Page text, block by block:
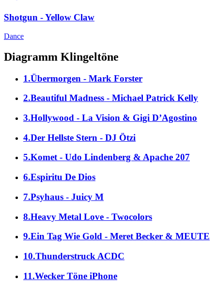
Shotgun - Yellow Claw
Dance
Diagramm Klingeltöne
1.Übermorgen - Mark Forster
2.Beautiful Madness - Michael Patrick Kelly
3.Hollywood - La Vision & Gigi D’Agostino
4.Der Hellste Stern - DJ Ötzi
5.Komet - Udo Lindenberg & Apache 207
6.Espiritu De Dios
7.Psyhaus - Juicy M
8.Heavy Metal Love - Twocolors
9.Ein Tag Wie Gold - Meret Becker & MEUTE
10.Thunderstruck ACDC
11.Wecker Töne iPhone